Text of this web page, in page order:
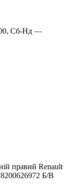
Сб-Нд —
правий Renault
Б/В